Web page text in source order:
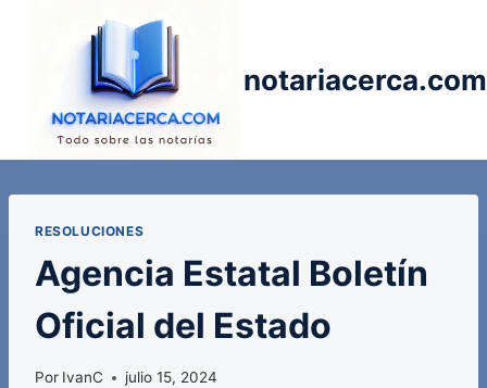
notariacerca.com
RESOLUCIONES
Agencia Estatal Boletín
Oficial del Estado
Por IvanC julio 15, 2024